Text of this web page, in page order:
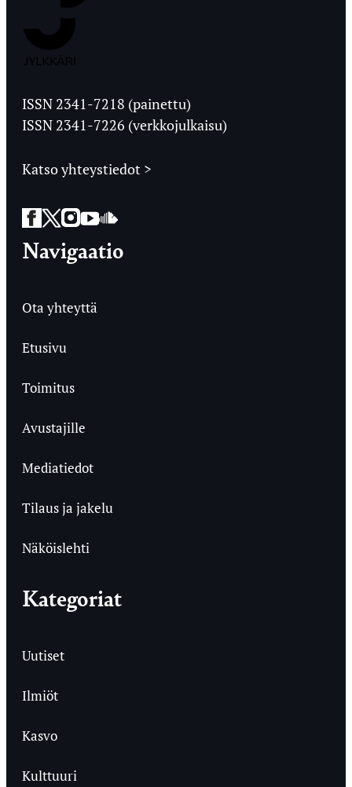
Ylioppilaslehti
ISSN 2341-7218 (painettu)
ISSN 2341-7226 (verkkojulkaisu)
Katso yhteystiedot >
Facebook
Twitter
Instagram
YouTube
SoundCloud
Navigaatio
Ota yhteyttä
Etusivu
Toimitus
Avustajille
Mediatiedot
Tilaus ja jakelu
Näköislehti
Kategoriat
Uutiset
Ilmiöt
Kasvo
Kulttuuri